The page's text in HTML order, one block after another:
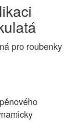
pro roubenky